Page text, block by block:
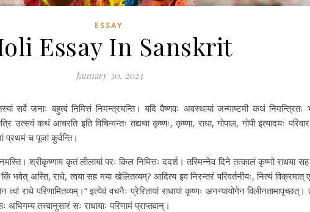
ESSAY
Essay In Sanskrit
January 30, 2024
सर्वे जनाः बहुत्वं निमित्तं निमन्त्रयन्ति। यदि वैष्णवः अवस्थायां जन्माष्टमी कथं
उत्सवं कथं आचरति इति विचिन्वन्तः तद्यथा कृष्णः, कृष्णा, राधा, गोपाल, गोपी इत्यादयः परिवारः
प्रथमं च पूजां कुर्वन्ति।
श्रीकृष्णाय कृतं लीलायां परः किल निमित्तः ददर्श। तस्मिन्नेव दिने तत्कालं कृष्णो राधया
“किं भवेत् अस्ति, राधे, त्वया सह मया खेलितव्यम्? आदित्य इव निरन्तरं परिवर्तनीयः, नित्यं
राधे परिणामितव्यम्।” इत्येवं वचनैः प्रेरितायां राधायां कृष्णः अनन्यायोगेन विलीनतामापृच्छत्।
तत्त्वानुसारं सः राधायाः परिणामं प्राप्तवान्।